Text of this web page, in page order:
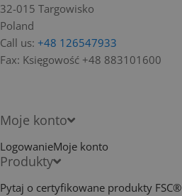
32-015 Targowisko
Poland
Call us: +48 126547933
Fax: Księgowość +48 883101600
Moje konto
LogowanieMoje konto
Produkty
Pytaj o certyfikowane produkty FSC®